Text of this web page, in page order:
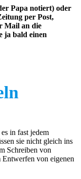
Papa notiert) oder
per Post,
Mail an die
ja bald einen
in fast jedem
sie nicht gleich ins
Schreiben von
Entwerfen von eigenen